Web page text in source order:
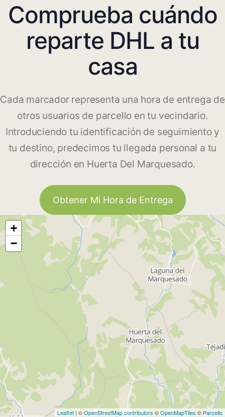
Comprueba cuándo
reparte DHL a tu
casa
Cada marcador representa una hora de entrega de
otros usuarios de parcello en tu vecindario.
Introduciendo tu identificación de seguimiento y
tu destino, predecimos tu llegada personal a tu
dirección en Huerta Del Marquesado.
Obtener Mi Hora de Entrega
+
−
Leaflet | ©OpenStreetMap contributors ©OpenMapTiles © Parcello